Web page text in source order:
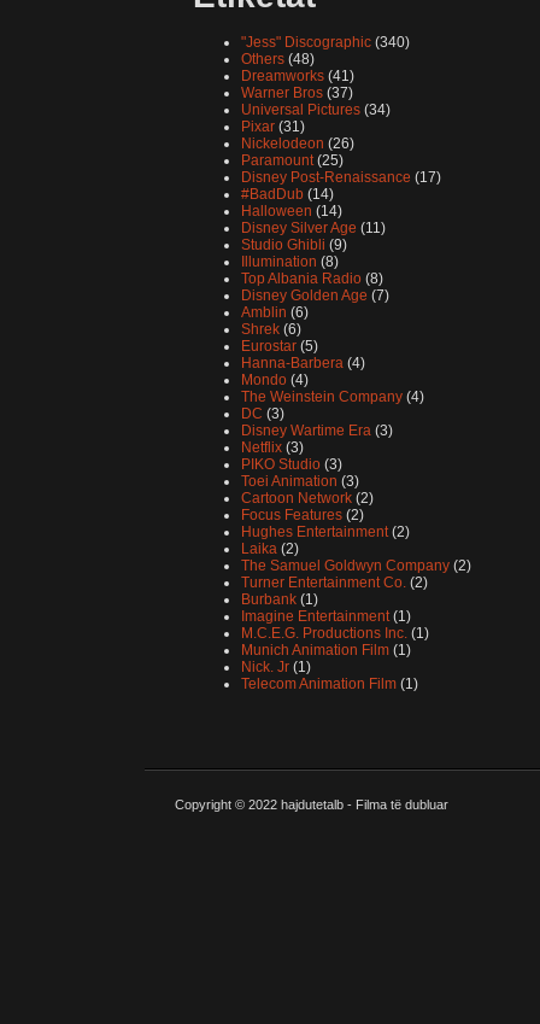
"Jess" Discographic (340)
Others (48)
Dreamworks (41)
Warner Bros (37)
Universal Pictures (34)
Pixar (31)
Nickelodeon (26)
Paramount (25)
Disney Post-Renaissance (17)
#BadDub (14)
Halloween (14)
Disney Silver Age (11)
Studio Ghibli (9)
Illumination (8)
Top Albania Radio (8)
Disney Golden Age (7)
Amblin (6)
Shrek (6)
Eurostar (5)
Hanna-Barbera (4)
Mondo (4)
The Weinstein Company (4)
DC (3)
Disney Wartime Era (3)
Netflix (3)
PIKO Studio (3)
Toei Animation (3)
Cartoon Network (2)
Focus Features (2)
Hughes Entertainment (2)
Laika (2)
The Samuel Goldwyn Company (2)
Turner Entertainment Co. (2)
Burbank (1)
Imagine Entertainment (1)
M.C.E.G. Productions Inc. (1)
Munich Animation Film (1)
Nick. Jr (1)
Telecom Animation Film (1)
Copyright © 2022 hajdutetalb - Filma të dubluar